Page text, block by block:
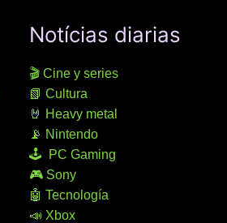
Notícias diarias
🎬 Cine y series
📗 Cultura
🤘 Heavy metal
📡 Nintendo
🕹 PC Gaming
🎮 Sony
🤖 Tecnología
📣 Xbox